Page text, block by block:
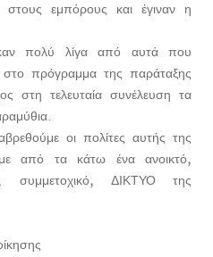
στους εμπόρους και έγιναν η
πολύ λίγα από αυτά που
πρόγραμμα της παράταξης
στη τελευταία συνέλευση τα
οι πολίτες αυτής της
από τα κάτω ένα ανοικτό,
συμμετοχικό, ΔΙΚΤΥΟ της